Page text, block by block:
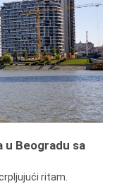
u Beogradu sa
ritam.